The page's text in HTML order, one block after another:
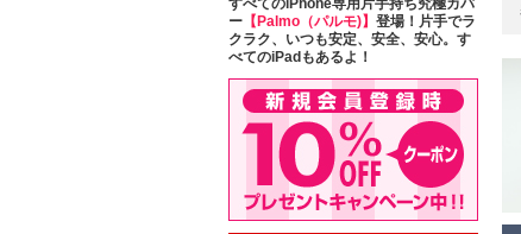
すべてのiPhone専用片手持ち究極カバ
ー 【Palmo（パルモ)】 登場！片手でラ
クラク、いつも安定、安全、安心。す
べてのiPadもあるよ！